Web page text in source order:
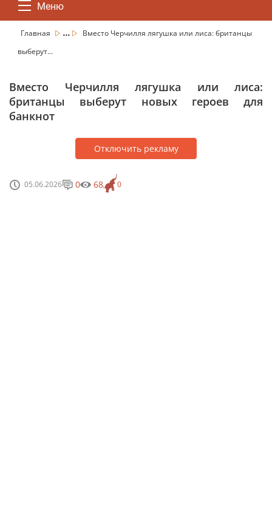
Меню
Главная ...
Вместо Черчилля лягушка или лиса: британцы
выберут...
Вместо Черчилля лягушка или лиса:
британцы выберут новых героев для
банкнот
Отключить рекламу
05.06.2026 0
0 68